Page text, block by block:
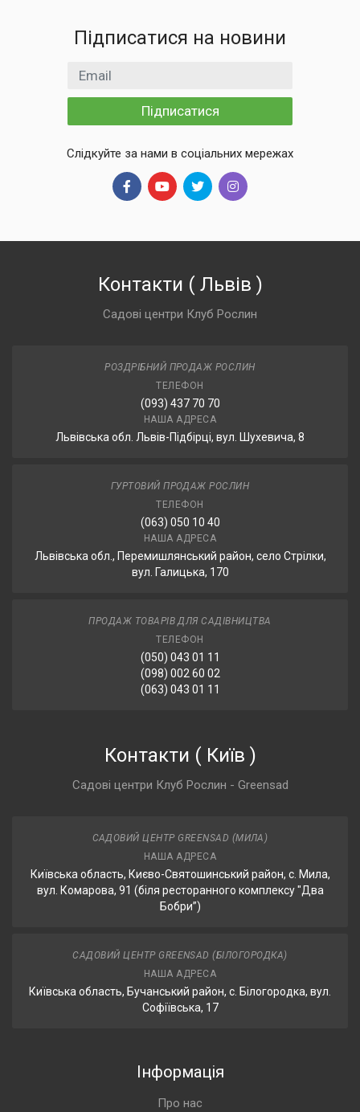
Підписатися на новини
Email
Підписатися
Слідкуйте за нами в соціальних мережах
Контакти ( Львів )
Садові центри Клуб Рослин
РОЗДРІБНИЙ ПРОДАЖ РОСЛИН
ТЕЛЕФОН
(093) 437 70 70
НАША АДРЕСА
Львівська обл. Львів-Підбірці, вул. Шухевича, 8
ГУРТОВИЙ ПРОДАЖ РОСЛИН
ТЕЛЕФОН
(063) 050 10 40
НАША АДРЕСА
Львівська обл., Перемишлянський район, село Стрілки,
вул. Галицька, 170
ПРОДАЖ ТОВАРІВ ДЛЯ САДІВНИЦТВА
ТЕЛЕФОН
(050) 043 01 11
(098) 002 60 02
(063) 043 01 11
Контакти ( Київ )
Садові центри Клуб Рослин - Greensad
САДОВИЙ ЦЕНТР GREENSAD (МИЛА)
НАША АДРЕСА
Київська область, Києво-Святошинський район, с. Мила,
вул. Комарова, 91 (біля ресторанного комплексу "Два
Бобри”)
САДОВИЙ ЦЕНТР GREENSAD (БІЛОГОРОДКА)
НАША АДРЕСА
Київська область, Бучанський район, с. Білогородка, вул.
Софіївська, 17
Інформація
Про нас